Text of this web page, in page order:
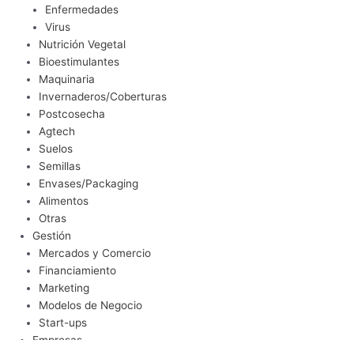
Enfermedades
Virus
Nutrición Vegetal
Bioestimulantes
Maquinaria
Invernaderos/Coberturas
Postcosecha
Agtech
Suelos
Semillas
Envases/Packaging
Alimentos
Otras
Gestión
Mercados y Comercio
Financiamiento
Marketing
Modelos de Negocio
Start-ups